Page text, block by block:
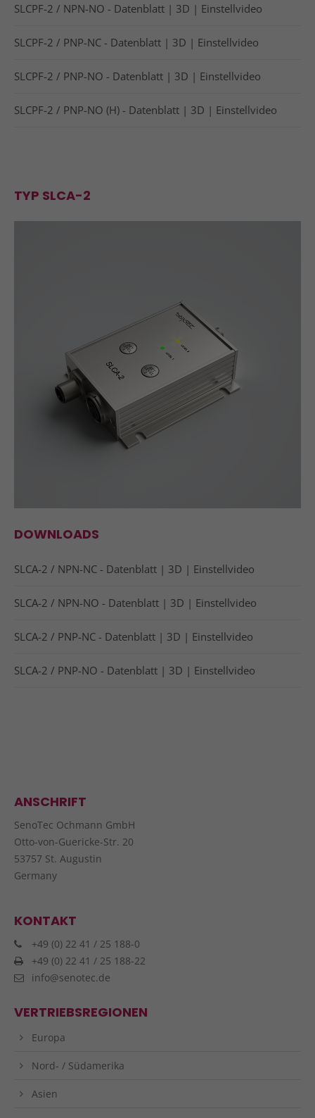
SLCPF-2 / NPN-NO - Datenblatt | 3D | Einstellvideo
SLCPF-2 / PNP-NC - Datenblatt | 3D | Einstellvideo
SLCPF-2 / PNP-NO - Datenblatt | 3D | Einstellvideo
SLCPF-2 / PNP-NO (H) - Datenblatt | 3D | Einstellvideo
TYP SLCA-2
DOWNLOADS
SLCA-2 / NPN-NC - Datenblatt | 3D | Einstellvideo
SLCA-2 / NPN-NO - Datenblatt | 3D | Einstellvideo
SLCA-2 / PNP-NC - Datenblatt | 3D | Einstellvideo
SLCA-2 / PNP-NO - Datenblatt | 3D | Einstellvideo
ANSCHRIFT
SenoTec Ochmann GmbH
Otto-von-Guericke-Str. 20
53757 St. Augustin
Germany
KONTAKT
+49 (0) 22 41 / 25 188-0
+49 (0) 22 41 / 25 188-22
info@senotec.de
VERTRIEBSREGIONEN
Europa
Nord- / Südamerika
Asien